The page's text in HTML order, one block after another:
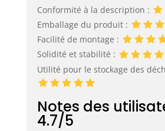
Conformité à la description :
Emballage du produit :
Facilité de montage :
Solidité et stabilité :
Utilité pour le stockage des
Notes des
4.7/5